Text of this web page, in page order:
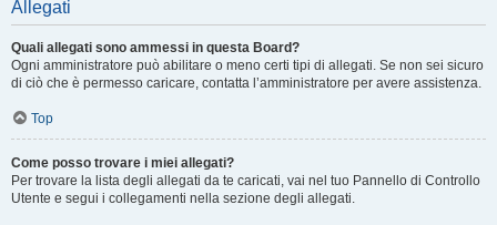
Allegati
Quali allegati sono ammessi in questa Board?
Ogni amministratore può abilitare o meno certi tipi di allegati. Se non sei sicuro
di ciò che è permesso caricare, contatta l’amministratore per avere assistenza.
Top
Come posso trovare i miei allegati?
Per trovare la lista degli allegati da te caricati, vai nel tuo Pannello di Controllo
Utente e segui i collegamenti nella sezione degli allegati.